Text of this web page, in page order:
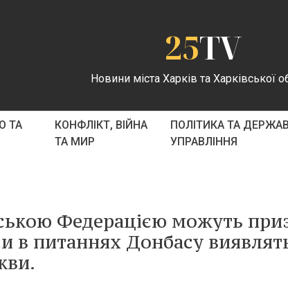
25TV
Новини міста Харків та Харківської
ТА
КОНФЛІКТ, ВІЙНА
ТА МИР
ПОЛІТИКА ТА
УПРАВЛІННЯ
Федерацією можуть
в питаннях Донбасу